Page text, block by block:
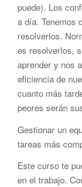
puede). Los
a día. Tenemos
resolverlos.
es resolverlos,
aprender y nos
eficiencia de
cuanto más
peores serán
Gestionar un
tareas más
Este curso te
en el trabajo.